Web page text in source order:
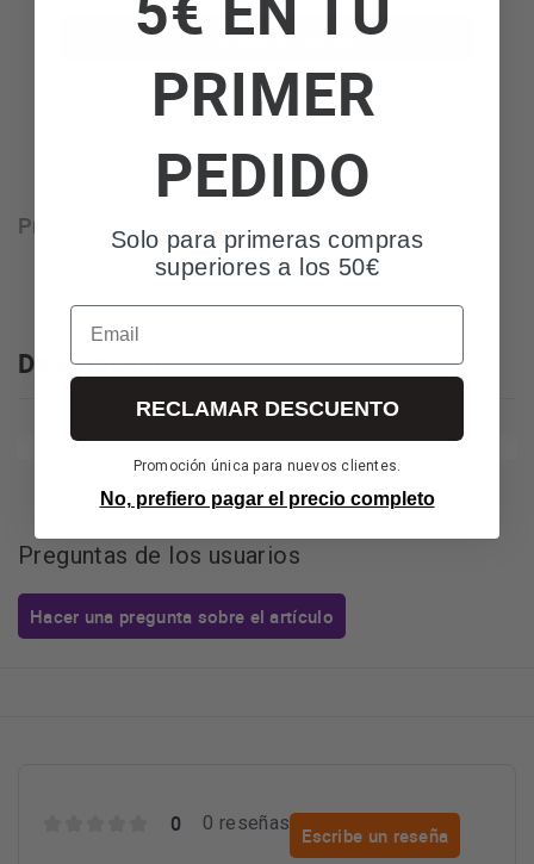
Añadir al carrito
Preguntas y respuestas
Descripción
Preguntas de los usuarios
Hacer una pregunta sobre el artículo
0 0 reseñas
Escribe un reseña
PRIMER
PEDIDO
Solo para primeras compras
superiores a los 50€
Email
RECLAMAR DESCUENTO
Promoción única para nuevos clientes.
No, prefiero pagar el precio completo